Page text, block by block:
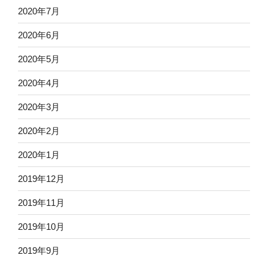
2020年7月
2020年6月
2020年5月
2020年4月
2020年3月
2020年2月
2020年1月
2019年12月
2019年11月
2019年10月
2019年9月